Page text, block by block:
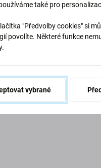
chránili naši
procesy, abychom snížili
také pro
"Předvolby cookies" si
povolíte. Některé funkce
vybrané